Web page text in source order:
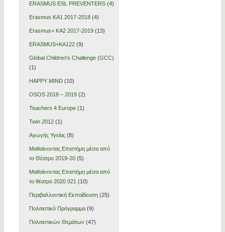
ERASMUS ESL PREVENTERS(4)
Erasmus KA1 2017-2018(4)
Erasmus+ KA2 2017-2019(13)
ERASMUS+KA122(9)
Global Children's Challenge (GCC)
(1)
HAPPY MIND(10)
OSOS 2018 – 2019(2)
Teachers 4 Europe(1)
Twin 2012(1)
Αγωγής Υγείας(8)
Μαθαίνοντας Επιστήμη μέσα από
το Θέατρο 2019-20(5)
Μαθαίνοντας Επιστήμη μέσα από
το θέατρο 2020 021 (10)
Περιβαλλοντική Εκπαίδευση(25)
Πολιτιστικό Πρόγραμμα(9)
Πολιτιστικών Θεμάτων (47)